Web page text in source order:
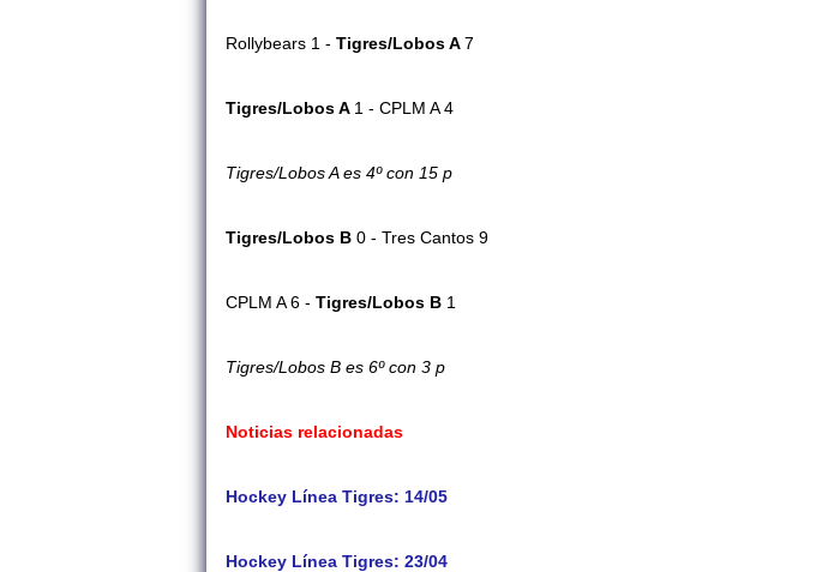
Rollybears 1 - Tigres/Lobos A 7
Tigres/Lobos A 1 - CPLM A 4
Tigres/Lobos A es 4º con 15 p
Tigres/Lobos B 0 - Tres Cantos 9
CPLM A 6 - Tigres/Lobos B 1
Tigres/Lobos B es 6º con 3 p
Noticias relacionadas
Hockey Línea Tigres: 14/05
Hockey Línea Tigres: 23/04